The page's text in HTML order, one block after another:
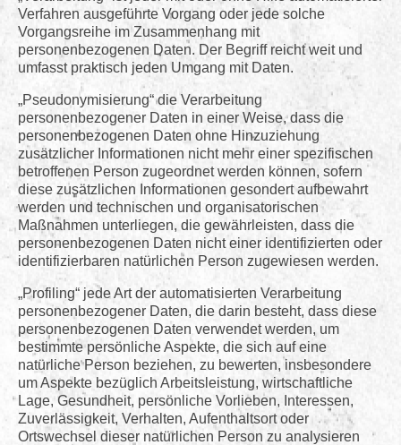
Verfahren ausgeführte Vorgang oder jede solche
Vorgangsreihe im Zusammenhang mit
personenbezogenen Daten. Der Begriff reicht weit und
umfasst praktisch jeden Umgang mit Daten.
„Pseudonymisierung“ die Verarbeitung
personenbezogener Daten in einer Weise, dass die
personenbezogenen Daten ohne Hinzuziehung
zusätzlicher Informationen nicht mehr einer spezifischen
betroffenen Person zugeordnet werden können, sofern
diese zusätzlichen Informationen gesondert aufbewahrt
werden und technischen und organisatorischen
Maßnahmen unterliegen, die gewährleisten, dass die
personenbezogenen Daten nicht einer identifizierten oder
identifizierbaren natürlichen Person zugewiesen werden.
„Profiling“ jede Art der automatisierten Verarbeitung
personenbezogener Daten, die darin besteht, dass diese
personenbezogenen Daten verwendet werden, um
bestimmte persönliche Aspekte, die sich auf eine
natürliche Person beziehen, zu bewerten, insbesondere
um Aspekte bezüglich Arbeitsleistung, wirtschaftliche
Lage, Gesundheit, persönliche Vorlieben, Interessen,
Zuverlässigkeit, Verhalten, Aufenthaltsort oder
Ortswechsel dieser natürlichen Person zu analysieren